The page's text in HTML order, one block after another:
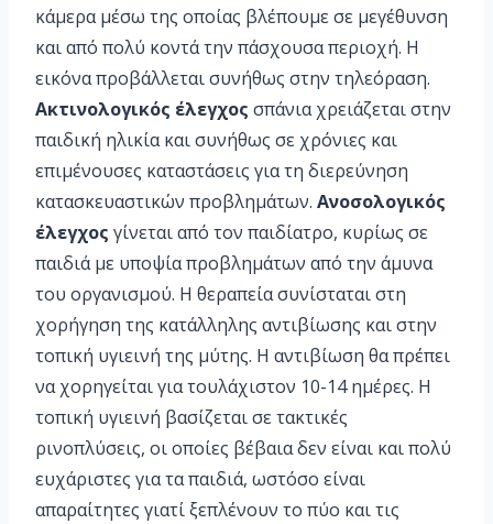
κάμερα μέσω της οποίας βλέπουμε σε μεγέθυνση
και από πολύ κοντά την πάσχουσα περιοχή. Η
εικόνα προβάλλεται συνήθως στην τηλεόραση.
Ακτινολογικός έλεγχος σπάνια χρειάζεται στην
παιδική ηλικία και συνήθως σε χρόνιες και
επιμένουσες καταστάσεις για τη διερεύνηση
κατασκευαστικών προβλημάτων. Ανοσολογικός
έλεγχος γίνεται από τον παιδίατρο, κυρίως σε
παιδιά με υποψία προβλημάτων από την άμυνα
του οργανισμού. Η θεραπεία συνίσταται στη
χορήγηση της κατάλληλης αντιβίωσης και στην
τοπική υγιεινή της μύτης. Η αντιβίωση θα πρέπει
να χορηγείται για τουλάχιστον 10-14 ημέρες. Η
τοπική υγιεινή βασίζεται σε τακτικές
ρινοπλύσεις, οι οποίες βέβαια δεν είναι και πολύ
ευχάριστες για τα παιδιά, ωστόσο είναι
απαραίτητες γιατί ξεπλένουν το πύο και τις